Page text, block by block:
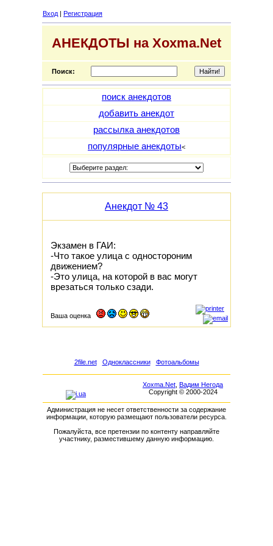
Вход | Регистрация
АНЕКДОТЫ на Xoxma.Net
Поиск:
поиск анекдотов
добавить анекдот
рассылка анекдотов
популярные анекдоты<
Анекдот № 43
Экзамен в ГАИ:
-Что такое улица с одностоpоним
движением?
-Это улица, на котоpой в вас могут
вpезаться только сзади.
Ваша оценка
2file.net Одноклассники Фотоальбомы
Xoxma.Net Вадим Негода
Copyright © 2000-2024
Администрация не несет ответственности за содержание
информации, которую размещают пользователи ресурса.
Пожалуйста, все претензии по контенту направляйте
участнику, разместившему данную информацию.